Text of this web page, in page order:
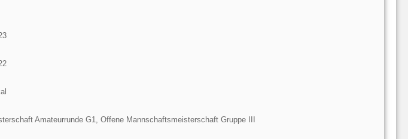
Amateurrunde G1, Offene Mannschaftsmeisterschaft Gruppe III